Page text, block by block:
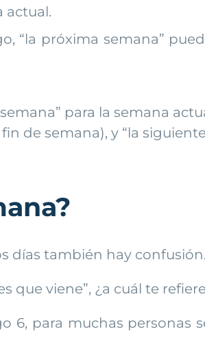
actual.
“la próxima semana”
para la semana
de semana), y “la
días también hay confusión.
que viene”, ¿a cuál te
6, para muchas personas